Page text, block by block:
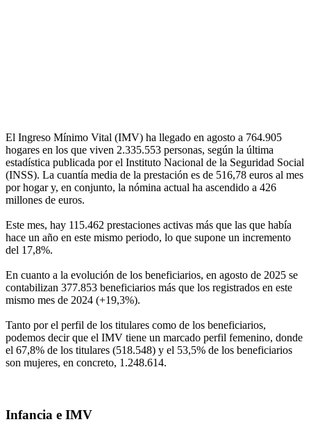
El Ingreso Mínimo Vital (IMV) ha llegado en agosto a 764.905
hogares en los que viven 2.335.553 personas, según la última
estadística publicada por el Instituto Nacional de la Seguridad Social
(INSS). La cuantía media de la prestación es de 516,78 euros al mes
por hogar y, en conjunto, la nómina actual ha ascendido a 426
millones de euros.
Este mes, hay 115.462 prestaciones activas más que las que había
hace un año en este mismo periodo, lo que supone un incremento
del 17,8%.
En cuanto a la evolución de los beneficiarios, en agosto de 2025 se
contabilizan 377.853 beneficiarios más que los registrados en este
mismo mes de 2024 (+19,3%).
Tanto por el perfil de los titulares como de los beneficiarios,
podemos decir que el IMV tiene un marcado perfil femenino, donde
el 67,8% de los titulares (518.548) y el 53,5% de los beneficiarios
son mujeres, en concreto, 1.248.614.
Infancia e IMV